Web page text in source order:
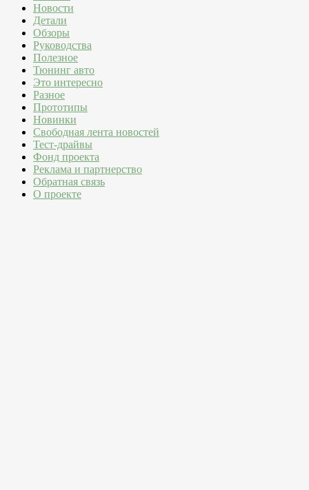
Новости
Детали
Обзоры
Руководства
Полезное
Тюнинг авто
Это интересно
Разное
Прототипы
Новинки
Свободная лента новостей
Тест-драйвы
Фонд проекта
Реклама и партнерство
Обратная связь
О проекте